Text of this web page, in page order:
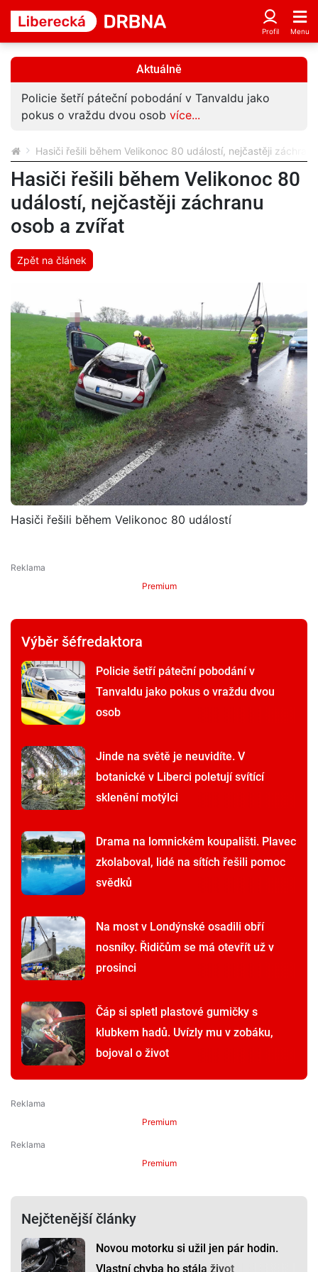
Aktuálně
Policie šetří páteční pobodání v Tanvaldu jako
pokus o vraždu dvou osob více...
Hasiči řešili během Velikonoc 80 událostí, nejčastěji
Hasiči řešili během Velikonoc 80
událostí, nejčastěji záchranu
osob a zvířat
Zpět na článek
Hasiči řešili během Velikonoc 80 událostí
Premium
Výběr šéfredaktora
Policie šetří páteční pobodání v
Tanvaldu jako pokus o vraždu dvou
osob
Jinde na světě je neuvidíte. V
botanické v Liberci poletují svítící
sklenění motýlci
Drama na lomnickém koupališti. Plavec
zkolaboval, lidé na sítích řešili pomoc
svědků
Na most v Londýnské osadili obří
nosníky. Řidičům se má otevřít už v
prosinci
Čáp si spletl plastové gumičky s
klubkem hadů. Uvízly mu v zobáku,
bojoval o život
Premium
Premium
Nejčtenější články
Novou motorku si užil jen pár hodin.
Vlastní chyba ho stála život